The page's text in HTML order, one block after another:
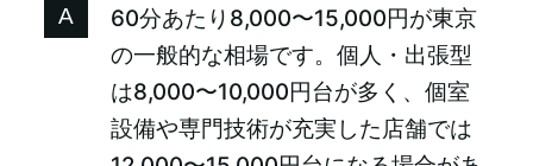
60分あたり8,000〜15,000円が東京
の一般的な相場です。個人・出張型
は8,000〜10,000円台が多く、個室
設備や専門技術が充実した店舗では